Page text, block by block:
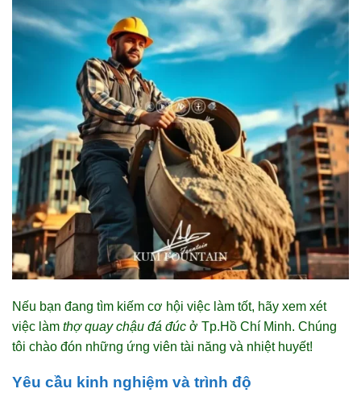
Nếu bạn đang tìm kiếm cơ hội việc làm tốt, hãy xem xét
việc làm thợ quay chậu đá đúc ở Tp.Hồ Chí Minh. Chúng
tôi chào đón những ứng viên tài năng và nhiệt huyết!
Yêu cầu kinh nghiệm và trình độ